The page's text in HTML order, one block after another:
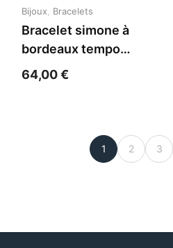
Bijoux Bracelets
Bracelet simone à
bordeaux tempo
blanc acier jaune
64,00€
1 2 3